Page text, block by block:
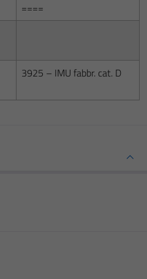
====
3925 – IMU fabbr. cat. D